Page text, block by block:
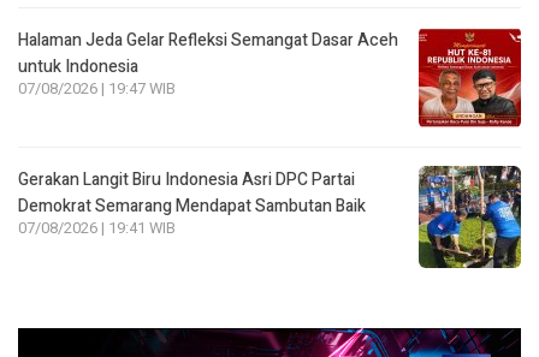
Halaman Jeda Gelar Refleksi Semangat Dasar Aceh
untuk Indonesia
07/08/2026 | 19:47 WIB
Gerakan Langit Biru Indonesia Asri DPC Partai
Demokrat Semarang Mendapat Sambutan Baik
07/08/2026 | 19:41 WIB